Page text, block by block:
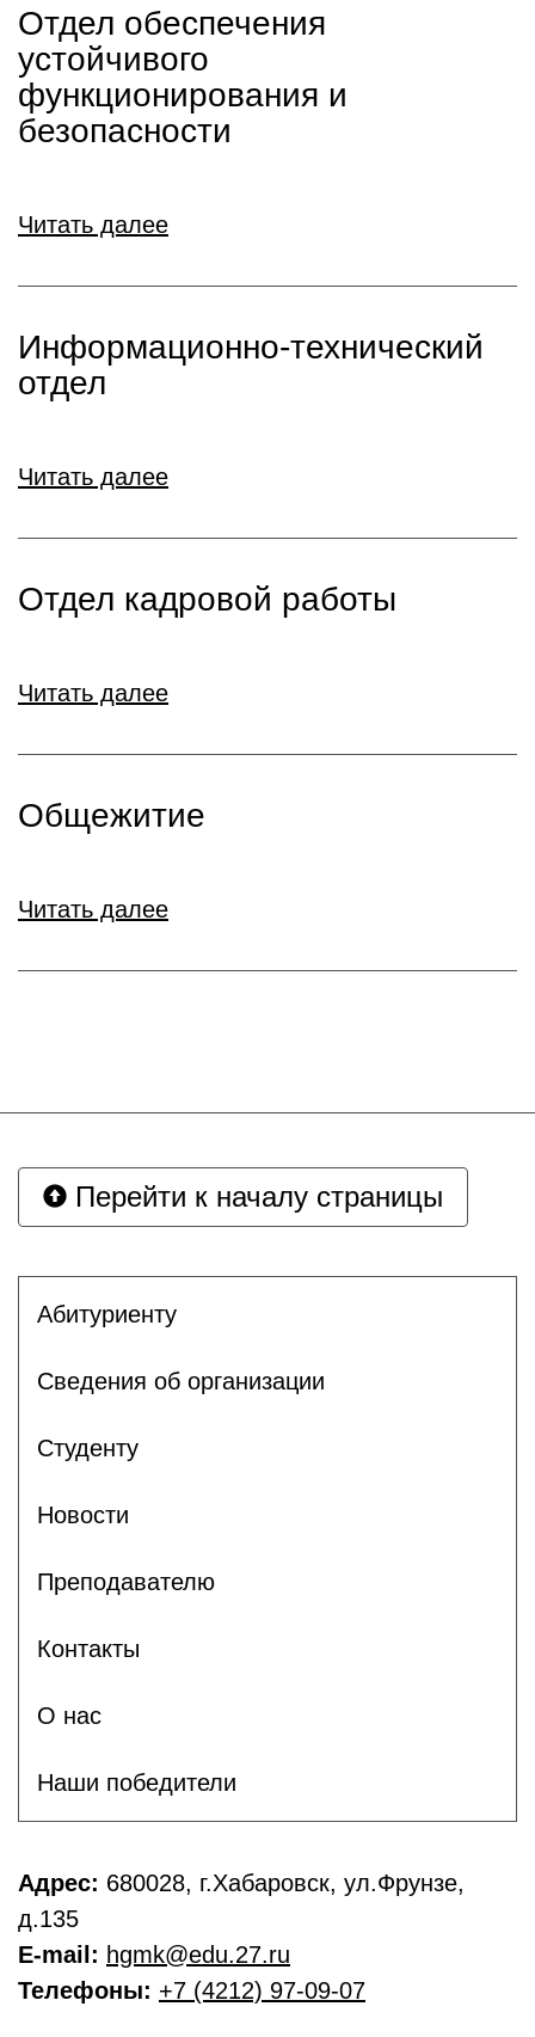
Отдел обеспечения
устойчивого
функционирования и
безопасности
Читать далее
Информационно-технический
отдел
Читать далее
Отдел кадровой работы
Читать далее
Общежитие
Читать далее
Перейти к началу страницы
Абитуриенту
Сведения об организации
Студенту
Новости
Преподавателю
Контакты
О нас
Наши победители
Адрес: 680028, г.Хабаровск, ул.Фрунзе,
д.135
E-mail: hgmk@edu.27.ru
Телефоны: +7 (4212) 97-09-07